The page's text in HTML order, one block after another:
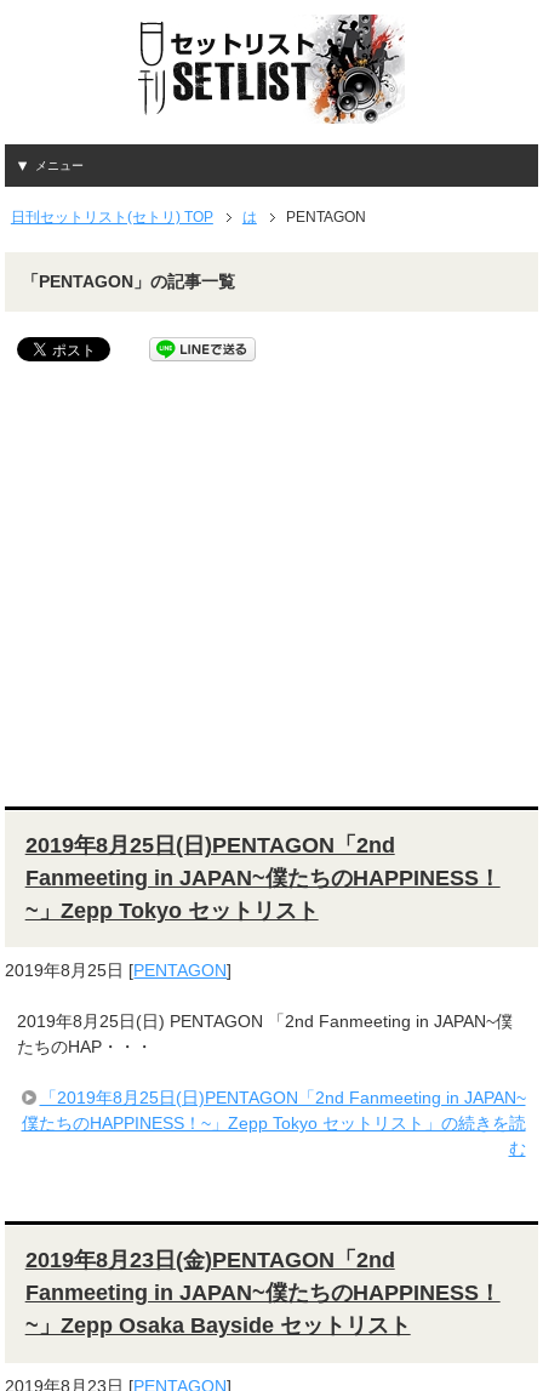
メニュー
日刊セットリスト(セトリ) TOP は PENTAGON
「PENTAGON」の記事一覧
2019年8月25日(日)PENTAGON「2nd
Fanmeeting in JAPAN~僕たちのHAPPINESS！
~」Zepp Tokyo セットリスト
2019年8月25日 [PENTAGON]
2019年8月25日(日) PENTAGON 「2nd Fanmeeting in JAPAN~僕
たちのHAP・・・
「2019年8月25日(日)PENTAGON「2nd Fanmeeting in JAPAN~
僕たちのHAPPINESS！~」Zepp Tokyo セットリスト」の続きを読
む
2019年8月23日(金)PENTAGON「2nd
Fanmeeting in JAPAN~僕たちのHAPPINESS！
~」Zepp Osaka Bayside セットリスト
2019年8月23日 [PENTAGON]